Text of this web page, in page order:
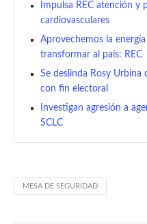
Impulsa REC atención y
cardiovasculares
Aprovechemos la
transformar al país: REC
Se deslinda Rosy Urbina
con fin electoral
Investigan agresión a
SCLC
MESA DE SEGURIDAD